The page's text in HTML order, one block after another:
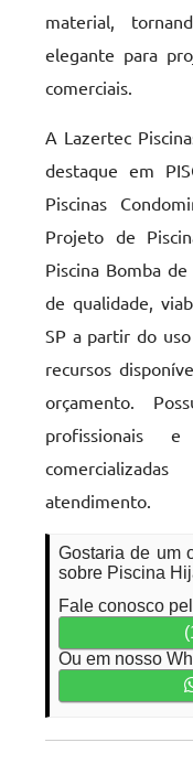
material,
elegante para
comerciais.
A Lazertec
destaque em
Piscinas
Projeto de
Piscina Bomba
de qualidade,
SP a partir do
recursos
orçamento.
profissionais
atendimento.
Gostaria de um
sobre Piscina
Fale conosco
Ou em nosso